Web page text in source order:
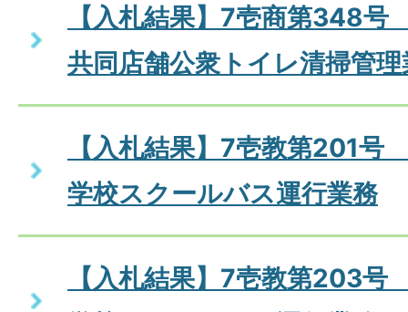
【入札結果】7壱商第348
共同店舗公衆トイレ清掃管理
【入札結果】7壱教第201
学校スクールバス運行業務
【入札結果】7壱教第203